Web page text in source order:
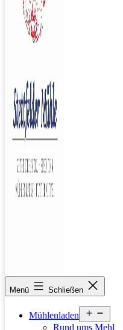
stettfelder-
muehle.de
Menü Schließen
Mühlenladen
öffnen
Rund ums Mehl